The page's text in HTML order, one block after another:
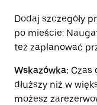
Dodaj szczegóły
po mieście:
też zaplanować
Wskazówka: Czas
dłuższy niż w
możesz